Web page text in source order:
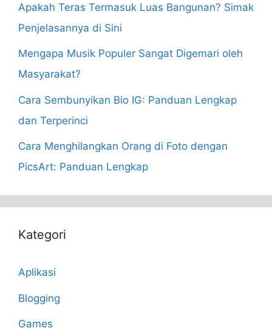
Apakah Teras Termasuk Luas Bangunan? Simak
Penjelasannya di Sini
Mengapa Musik Populer Sangat Digemari oleh
Masyarakat?
Cara Sembunyikan Bio IG: Panduan Lengkap
dan Terperinci
Cara Menghilangkan Orang di Foto dengan
PicsArt: Panduan Lengkap
Kategori
Aplikasi
Blogging
Games